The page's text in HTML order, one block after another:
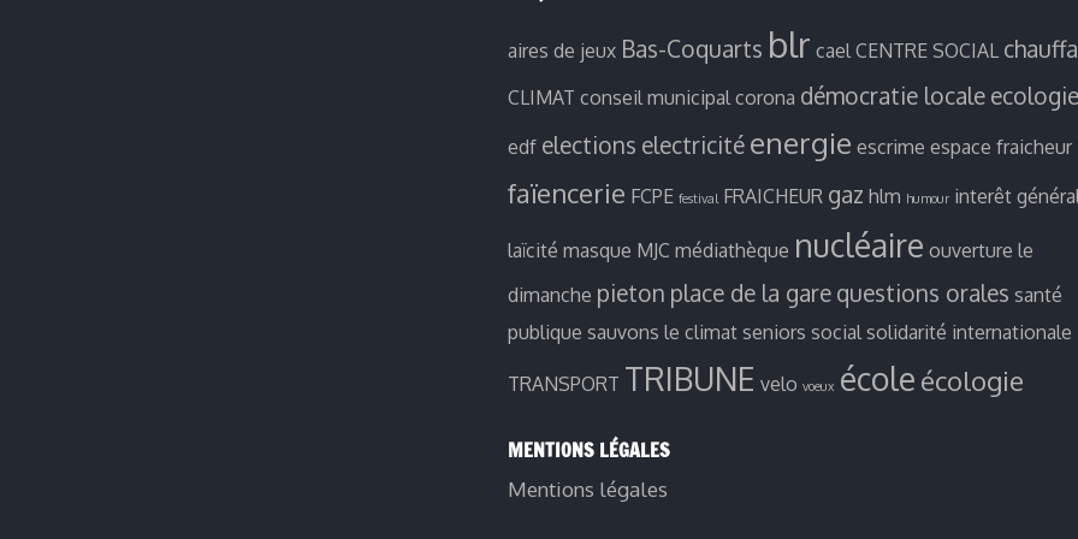
aires de jeux Bas-Coquarts blr cael CENTRE SOCIAL
CLIMAT conseil municipal corona démocratie locale ecologie
edf elections electricité energie escrime espace fraicheur
faïencerie FCPE festival FRAICHEUR gaz hlm humour interêt
laïcité masque MJC médiathèque nucléaire ouverture le
dimanche pieton place de la gare questions orales santé
publique sauvons le climat seniors social solidarité internationale
TRANSPORT TRIBUNE velo voeux école écologie
MENTIONS LÉGALES
Mentions légales